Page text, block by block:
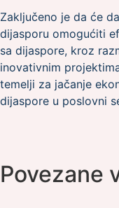
Zaključeno je da će
dijasporu omogućiti
sa dijaspore, kroz
inovativnim
temelji za jačanje
dijaspore u poslovni
Povezane